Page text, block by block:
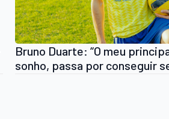
Bruno Duarte: “O meu
sonho, passa por conseguir